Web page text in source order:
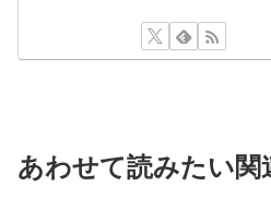
あわせて読みたい関